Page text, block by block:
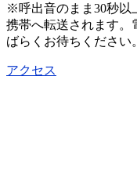
※呼出音のまま30秒以
携帯へ転送されます。
ばらくお待ちください。
アクセス